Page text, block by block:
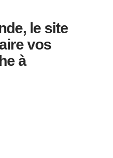
le site
vos
à